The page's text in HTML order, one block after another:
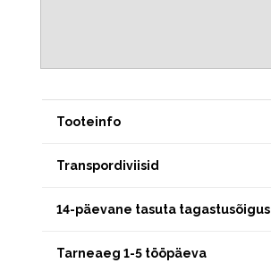
Tooteinfo
Transpordiviisid
14-päevane tasuta tagastusõigus
Tarneaeg 1-5 tööpäeva